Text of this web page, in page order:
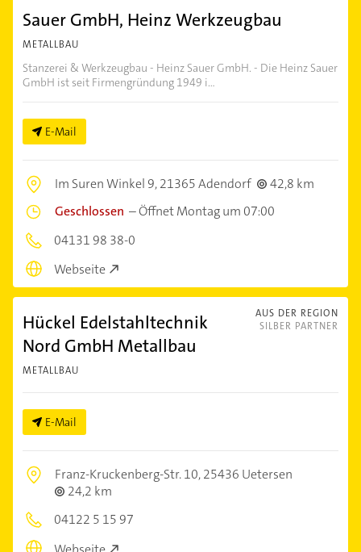
Sauer GmbH, Heinz Werkzeugbau
METALLBAU
Stanzerei & Werkzeugbau - Heinz Sauer GmbH. - Die Heinz Sauer
GmbH ist seit Firmengründung 1949 i...
E-Mail
Im Suren Winkel 9,21365 Adendorf
42,8 km
Geschlossen –Öffnet Montag um 07:00
04131 98 38-0
Webseite
AUS DER REGION
SILBER PARTNER
Hückel Edelstahltechnik
Nord GmbH Metallbau
METALLBAU
E-Mail
Franz-Kruckenberg-Str. 10,25436 Uetersen
24,2 km
04122 5 15 97